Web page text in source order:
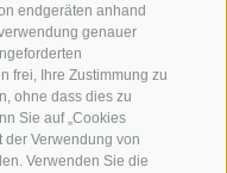
endgeräten anhand
genauer
frei, Ihre Zustimmung zu
ohne dass dies zu
Sie auf „Cookies
der Verwendung von
Verwenden Sie die